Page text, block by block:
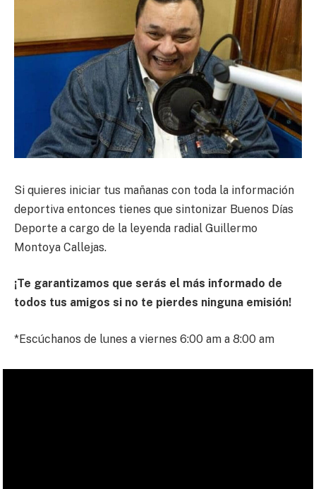
Si quieres iniciar tus mañanas con toda la información
deportiva entonces tienes que sintonizar Buenos Días
Deporte a cargo de la leyenda radial Guillermo
Montoya Callejas.
¡Te garantizamos que serás el más informado de
todos tus amigos si no te pierdes ninguna emisión!
*Escúchanos de lunes a viernes 6:00 am a 8:00 am